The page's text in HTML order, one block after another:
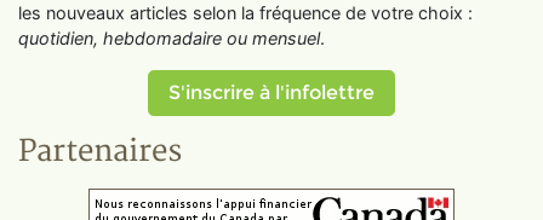
les nouveaux articles selon la fréquence de votre choix :
quotidien, hebdomadaire ou mensuel.
S'inscrire à l'infolettre
Partenaires